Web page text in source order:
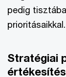
pedig
prioritásaikkal.
Stratégiai